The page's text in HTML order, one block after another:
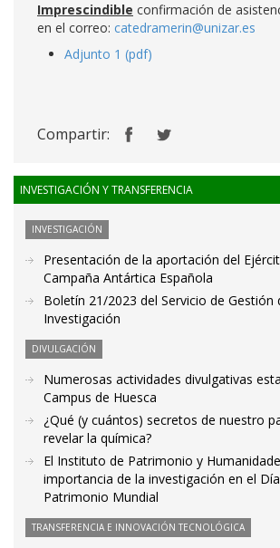
Imprescindible confirmación de
en el correo: catedramerin@unizar.es
Adjunto 1 (pdf)
Compartir:
INVESTIGACIÓN Y TRANSFERENCIA
INVESTIGACIÓN
Presentación de la aportación del
Campaña Antártica Española
Boletín 21/2023 del Servicio de Gestión
Investigación
DIVULGACIÓN
Numerosas actividades divulgativas
Campus de Huesca
¿Qué (y cuántos) secretos de nuestro
revelar la química?
El Instituto de Patrimonio y
importancia de la investigación en el
Patrimonio Mundial
TRANSFERENCIA E INNOVACIÓN TECNOLÓGICA